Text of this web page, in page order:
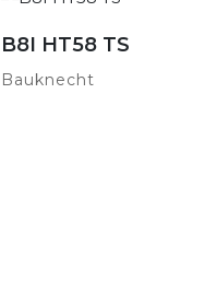
Detailansicht
B8I HT58 TS
Bauknecht